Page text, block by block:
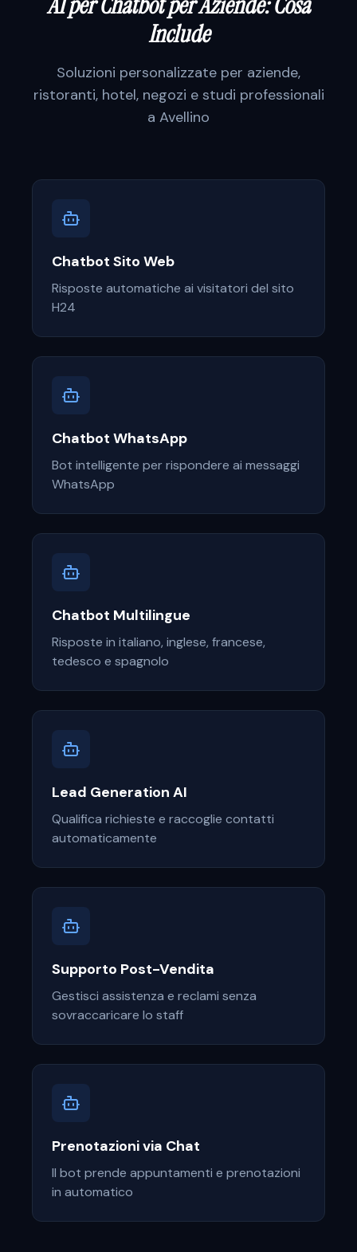
Include
Soluzioni personalizzate per aziende,
ristoranti, hotel, negozi e studi professionali
a Avellino
Chatbot Sito Web
Risposte automatiche ai visitatori del sito
H24
Chatbot WhatsApp
Bot intelligente per rispondere ai messaggi
WhatsApp
Chatbot Multilingue
Risposte in italiano, inglese, francese,
tedesco e spagnolo
Lead Generation AI
Qualifica richieste e raccoglie contatti
automaticamente
Supporto Post-Vendita
Gestisci assistenza e reclami senza
sovraccaricare lo staff
Prenotazioni via Chat
Il bot prende appuntamenti e prenotazioni
in automatico